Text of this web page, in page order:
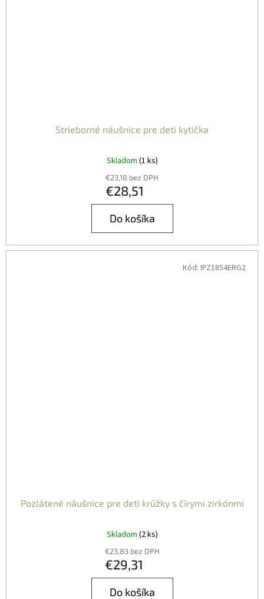
Strieborné náušnice pre deti kytička
Skladom (1 ks)
€23,18 bez DPH
€28,51
Do košíka
Pozlátené náušnice pre deti krúžky s čírymi zirkónmi
Skladom (2 ks)
€23,83 bez DPH
€29,31
Do košíka
Kód: IPZ1854ERG2